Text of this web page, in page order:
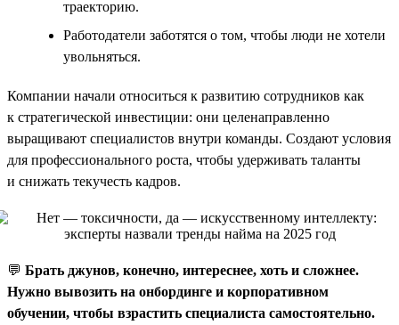
траекторию.
Работодатели заботятся о том, чтобы люди не хотели
увольняться.
Компании начали относиться к развитию сотрудников как
к стратегической инвестиции: они целенаправленно
выращивают специалистов внутри команды. Создают условия
для профессионального роста, чтобы удерживать таланты
и снижать текучесть кадров.
💬 Брать джунов, конечно, интереснее, хоть и сложнее.
Нужно вывозить на онбординге и корпоративном
обучении, чтобы взрастить специалиста самостоятельно.